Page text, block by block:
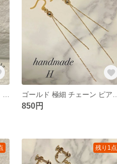
850円
残り1点